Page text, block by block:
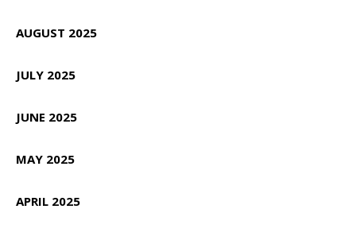
AUGUST 2025
JULY 2025
JUNE 2025
MAY 2025
APRIL 2025